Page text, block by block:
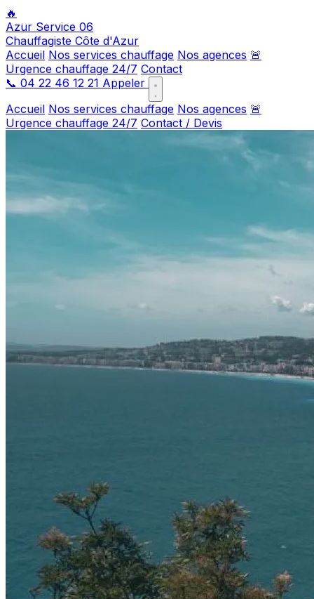
🔥
Azur Service 06
Chauffagiste Côte d'Azur
Accueil Nos services chauffage Nos agences 🚨
Urgence chauffage 24/7 Contact
📞 04 22 46 12 21 Appeler
Accueil Nos services chauffage Nos agences 🚨
Urgence chauffage 24/7 Contact / Devis